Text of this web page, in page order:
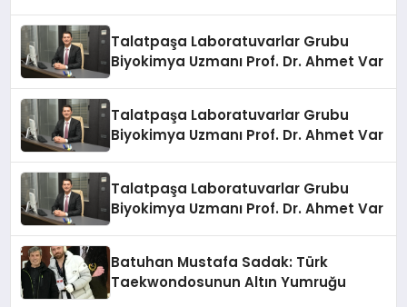
Talatpaşa Laboratuvarlar Grubu
Biyokimya Uzmanı Prof. Dr. Ahmet Var
Talatpaşa Laboratuvarlar Grubu
Biyokimya Uzmanı Prof. Dr. Ahmet Var
Talatpaşa Laboratuvarlar Grubu
Biyokimya Uzmanı Prof. Dr. Ahmet Var
Batuhan Mustafa Sadak: Türk
Taekwondosunun Altın Yumruğu